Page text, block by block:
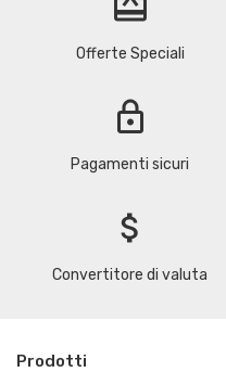
Offerte Speciali
lock
Pagamenti sicuri
attach_money
Convertitore di valuta
Prodotti